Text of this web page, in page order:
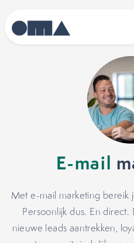
E-mail
Met e-mail marketing bereik
Persoonlijk dus. En
nieuwe leads aantrekken,